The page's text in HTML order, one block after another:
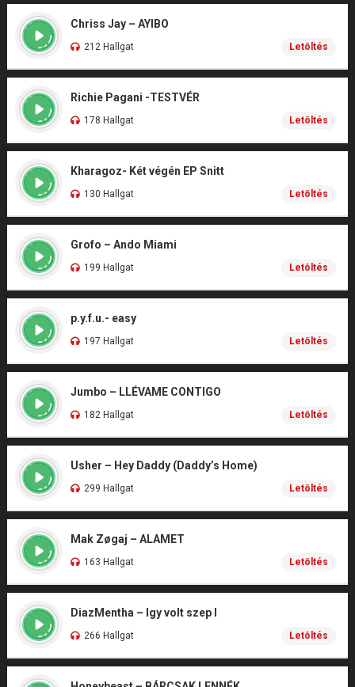
Chriss Jay – AYIBO
212 Hallgat Letöltés
Richie Pagani -TESTVÉR
178 Hallgat Letöltés
Kharagoz- Két végén EP Snitt
130 Hallgat Letöltés
Grofo – Ando Miami
199 Hallgat Letöltés
p.y.f.u.- easy
197 Hallgat Letöltés
Jumbo – LLÉVAME CONTIGO
182 Hallgat Letöltés
Usher – Hey Daddy (Daddy’s Home)
299 Hallgat Letöltés
Mak Zøgaj – ALAMET
163 Hallgat Letöltés
DiazMentha – Igy volt szep I
266 Hallgat Letöltés